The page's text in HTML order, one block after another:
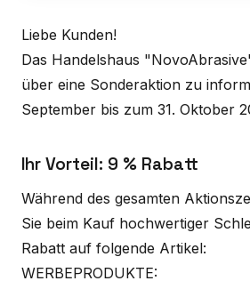
Liebe Kunden!
Das Handelshaus
über eine Sonderaktion zu
September bis zum 31. Oktober
Ihr Vorteil: 9 % Rabatt
Während des gesamten
Sie beim Kauf hochwertiger
Rabatt auf folgende Artikel:
WERBEPRODUKTE: